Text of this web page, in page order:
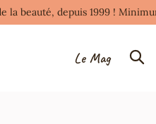
beauté, depuis 1999 !
Le Mag